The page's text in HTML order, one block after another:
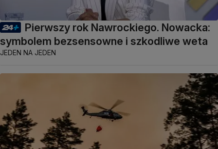
Pierwszy rok Nawrockiego. Nowacka:
symbolem bezsensowne i szkodliwe weta
JEDEN NA JEDEN